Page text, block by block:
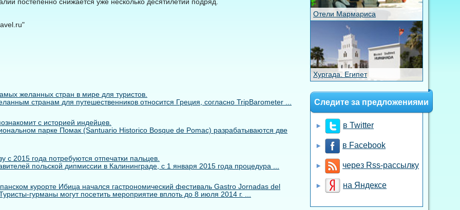
желанных стран в мире для туристов.
странам для путешественников относится Греция, согласно TripBarometer ...
с историей индейцев.
парке Помак (Santuario Historico Bosque de Pomac) разрабатываются две
с 2015 года потребуются отпечатки пальцев.
польской дипмиссии в Калининграде, с 1 января 2015 года процедура ...
курорте Ибица начался гастрономический фестиваль Gastro Jornadas del
гурманы могут посетить мероприятие вплоть до 8 июля 2014 г. ...
Отели Мармариса
Хургада. Египет
Следите за предложениями
в Twitter
в Facebook
через Rss-рассылку
на Яндексе